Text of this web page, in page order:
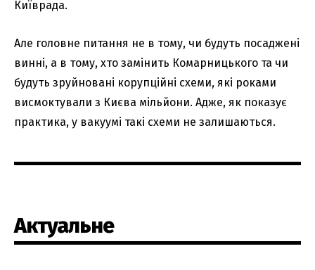
Київрада.
Але головне питання не в тому, чи будуть посаджені
винні, а в тому, хто замінить Комарницького та чи
будуть зруйновані корупційні схеми, які роками
висмоктували з Києва мільйони. Адже, як показує
практика, у вакуумі такі схеми не залишаються.
Актуальне